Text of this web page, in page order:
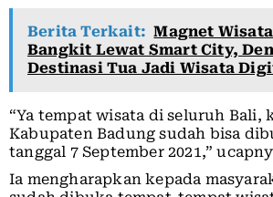
Berita Terkait: Magnet
Bangkit Lewat Smart City,
Destinasi Tua Jadi Wisata
“Ya tempat wisata di seluruh Bali,
Kabupaten Badung sudah bisa
tanggal 7 September 2021,”
Ia mengharapkan kepada